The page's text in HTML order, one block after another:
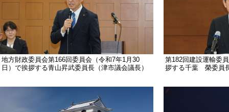
地方財政委員会第166回委員会（令和7年1月30
日）で挨拶する青山昇武委員長（津市議会議長）
第182回建設運輸委
拶する千葉 榮委員